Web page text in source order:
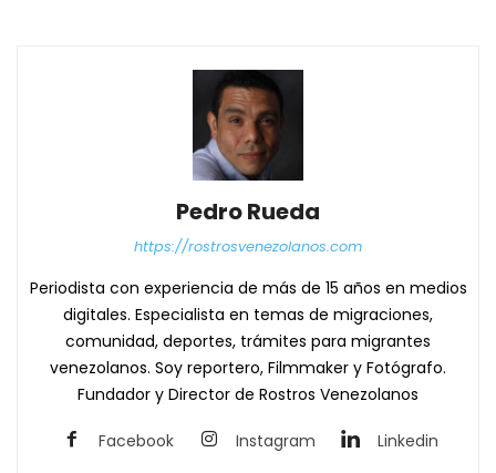
Pedro Rueda
https://rostrosvenezolanos.com
Periodista con experiencia de más de 15 años en medios
digitales. Especialista en temas de migraciones,
comunidad, deportes, trámites para migrantes
venezolanos. Soy reportero, Filmmaker y Fotógrafo.
Fundador y Director de Rostros Venezolanos
Facebook Instagram
Linkedin